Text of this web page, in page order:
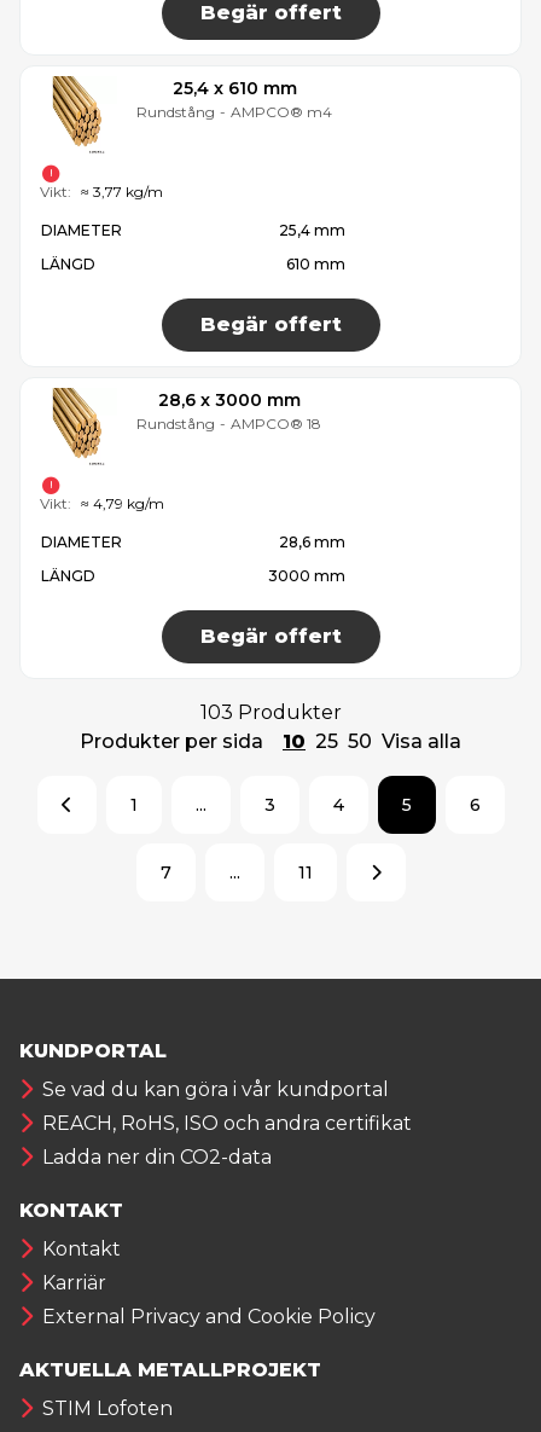
Begär offert
25,4 x 610 mm
Rundstång - AMPCO® m4
DIAMETER
25,4 mm
LÄNGD
610 mm
Begär offert
Vikt: ≈ 3,77 kg/m
28,6 x 3000 mm
Rundstång - AMPCO® 18
DIAMETER
28,6 mm
LÄNGD
3000 mm
Begär offert
Vikt: ≈ 4,79 kg/m
103 Produkter
Produkter per sida
10 25 50 Visa alla
1 ... 3 4 5 6
7 ... 11
KUNDPORTAL
Se vad du kan göra i vår kundportal
REACH, RoHS, ISO och andra certifikat
Ladda ner din CO2-data
KONTAKT
Kontakt
Karriär
External Privacy and Cookie Policy
AKTUELLA METALLPROJEKT
STIM Lofoten